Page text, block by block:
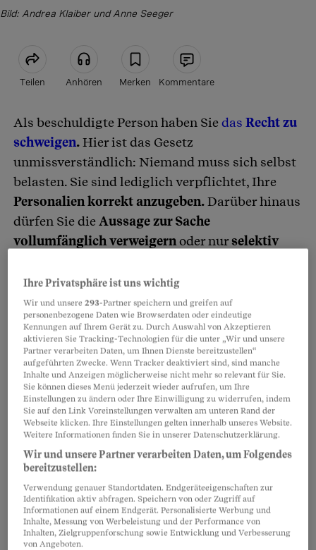
Bild: Andrea Klaiber und Anne Seeger
Teilen Anhören Merken Kommentare
Artikel teilen
Als beschuldigte Person haben Siedas Recht zu
schweigen.Hier ist das Gesetz
unmissverständlich: Niemand muss sich selbst
belasten. Sie sind lediglich verpflichtet, Ihre
Personalien korrekt anzugeben.Darüber hinaus
dürfen Sie dieAussage zur Sache
vollumfänglich verweigernoder nurselektiv
Das Gericht darf Ihr Schweigen auch
Schuldeingeständnisauslegen. Ob und wieweit
Sie Auskunft geben sollen, hängt von der
konkreten Situation ab. Werden Sie zu Unrecht
verdächtigt und können Sie sichdurch Fakten
entlasten?Dann lohnt es sich grundsätzlich, zu
reden.
Partnerinhalte
Ihre Privatsphäre ist uns wichtig
Wir und unsere293-Partner speichern und greifen auf
personenbezogene Daten wie Browserdaten oder eindeutige
Kennungen auf Ihrem Gerät zu. Durch Auswahl von Akzeptieren
aktivieren Sie Tracking-Technologien für die unter „Wir und unsere
Partner verarbeiten Daten, um Ihnen Dienste bereitzustellen“
aufgeführten Zwecke. Wenn Tracker deaktiviert sind, sind manche
Inhalte und Anzeigen möglicherweise nicht mehr so relevant für Sie.
Sie können dieses Menü jederzeit wieder aufrufen, um Ihre
Einstellungen zu ändern oder Ihre Einwilligung zu widerrufen, indem
Sie auf den Link Voreinstellungen verwalten am unteren Rand der
Webseite klicken. Ihre Einstellungen gelten innerhalb unseres Website.
Weitere Informationen finden Sie in unserer Datenschutzerklärung.
Wir und unsere Partner verarbeiten Daten, um Folgendes
bereitzustellen:
Verwendung genauer Standortdaten. Endgeräteeigenschaften zur
Identifikation aktiv abfragen. Speichern von oder Zugriff auf
Informationen auf einem Endgerät. Personalisierte Werbung und
Inhalte, Messung von Werbeleistung und der Performance von
Inhalten, Zielgruppenforschung sowie Entwicklung und Verbesserung
von Angeboten.